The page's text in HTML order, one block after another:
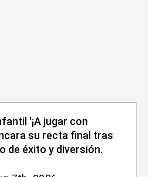
'¡A jugar con
su recta final tras
de éxito y diversión.